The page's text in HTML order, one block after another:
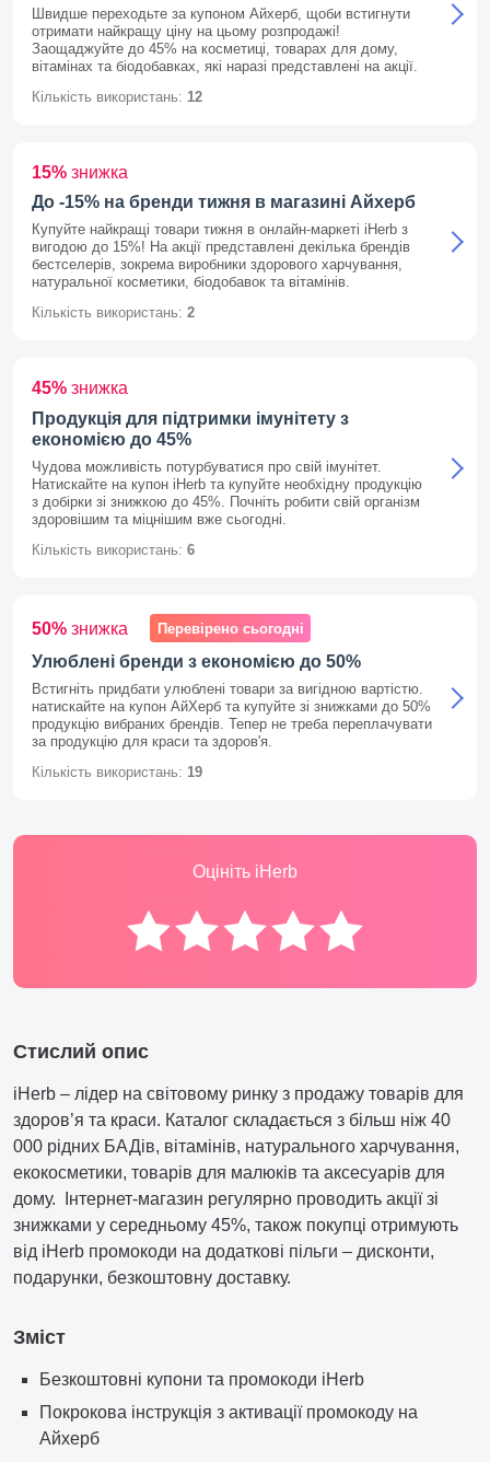
Швидше переходьте за купоном Айхерб, щоби встигнути
отримати найкращу ціну на цьому розпродажі!
Заощаджуйте до 45% на косметиці, товарах для дому,
вітамінах та біодобавках, які наразі представлені на акції.
Кількість використань: 12
15% знижка
До -15% на бренди тижня в магазині Айхерб
Купуйте найкращі товари тижня в онлайн-маркеті iHerb з
вигодою до 15%! На акції представлені декілька брендів
бестселерів, зокрема виробники здорового харчування,
натуральної косметики, біодобавок та вітамінів.
Кількість використань: 2
45% знижка
Продукція для підтримки імунітету з
економією до 45%
Чудова можливість потурбуватися про свій імунітет.
Натискайте на купон iHerb та купуйте необхідну продукцію
з добірки зі знижкою до 45%. Почніть робити свій організм
здоровішим та міцнішим вже сьогодні.
Кількість використань: 6
50% знижка Перевірено сьогодні
Улюблені бренди з економією до 50%
Встигніть придбати улюблені товари за вигідною вартістю.
натискайте на купон АйХерб та купуйте зі знижками до 50%
продукцію вибраних брендів. Тепер не треба переплачувати
за продукцію для краси та здоров'я.
Кількість використань: 19
Оцініть iHerb
Стислий опис
iHerb – лідер на світовому ринку з продажу товарів для
здоров’я та краси. Каталог складається з більш ніж 40
000 рідних БАДів, вітамінів, натурального харчування,
екокосметики, товарів для малюків та аксесуарів для
дому. Інтернет-магазин регулярно проводить акції зі
знижками у середньому 45%, також покупці отримують
від iHerb промокоди на додаткові пільги – дисконти,
подарунки, безкоштовну доставку.
Зміст
Безкоштовні купони та промокоди iHerb
Покрокова інструкція з активації промокоду на
Айхерб